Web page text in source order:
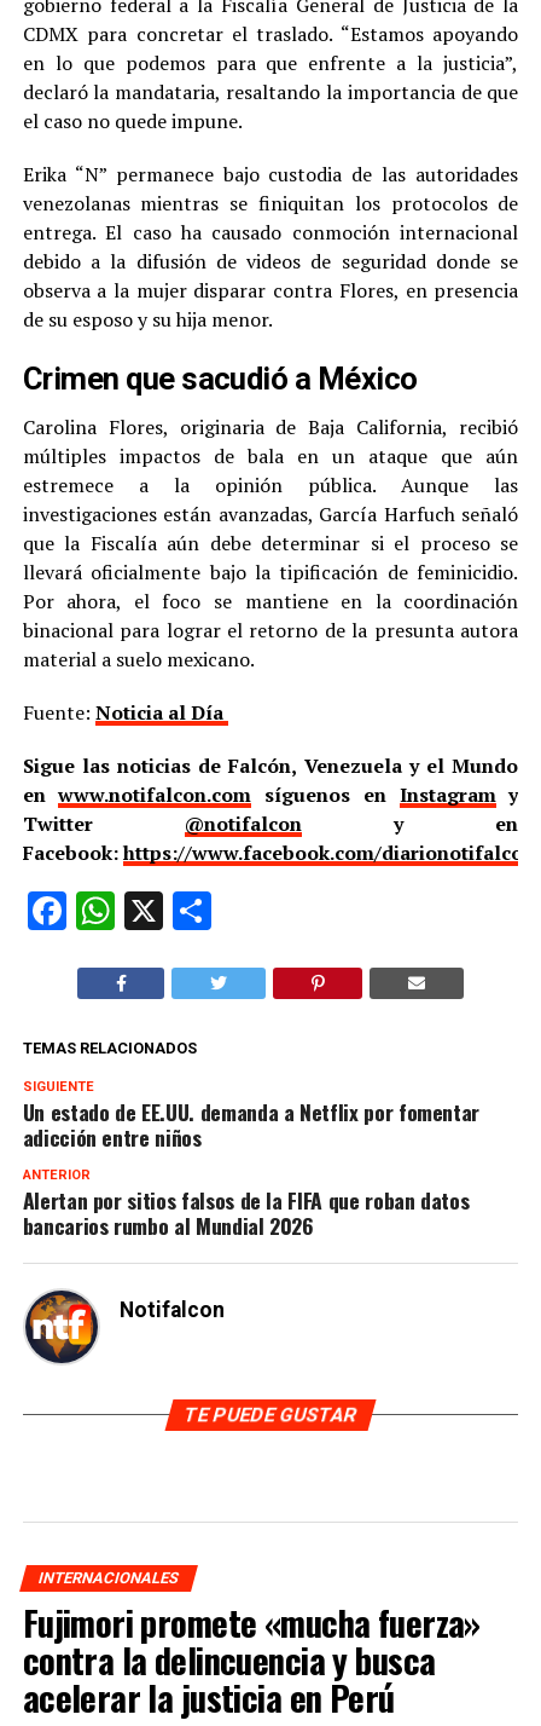
gobierno federal a la Fiscalía General de Justicia de la
CDMX para concretar el traslado. “Estamos apoyando
en lo que podemos para que enfrente a la justicia”,
declaró la mandataria, resaltando la importancia de que
el caso no quede impune.
Erika “N” permanece bajo custodia de las autoridades
venezolanas mientras se finiquitan los protocolos de
entrega. El caso ha causado conmoción internacional
debido a la difusión de videos de seguridad donde se
observa a la mujer disparar contra Flores, en presencia
de su esposo y su hija menor.
Crimen que sacudió a México
Carolina Flores, originaria de Baja California, recibió
múltiples impactos de bala en un ataque que aún
estremece a la opinión pública. Aunque las
investigaciones están avanzadas, García Harfuch señaló
que la Fiscalía aún debe determinar si el proceso se
llevará oficialmente bajo la tipificación de feminicidio.
Por ahora, el foco se mantiene en la coordinación
binacional para lograr el retorno de la presunta autora
material a suelo mexicano.
Fuente: Noticia al Día
Sigue las noticias de Falcón, Venezuela y el Mundo
enwww.notifalcon.com síguenos en Instagramy
Twitter @notifalcony en
Facebook:https://www.facebook.com/
Facebook
WhatsApp
X
TEMAS RELACIONADOS
SIGUIENTE
Un estado de EE.UU. demanda a Netflix por fomentar
adicción entre niños
ANTERIOR
Alertan por sitios falsos de la FIFA que roban datos
bancarios rumbo al Mundial 2026
Notifalcon
TE PUEDE GUSTAR
INTERNACIONALES
Fujimori promete «mucha fuerza»
contra la delincuencia y busca
acelerar la justicia en Perú